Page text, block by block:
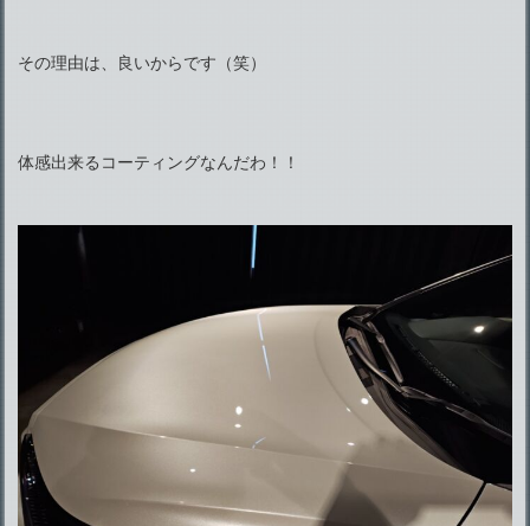
その理由は、良いからです（笑）
体感出来るコーティングなんだわ！！